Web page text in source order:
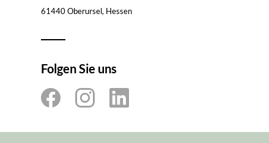
61440 Oberursel, Hessen
Folgen Sie uns